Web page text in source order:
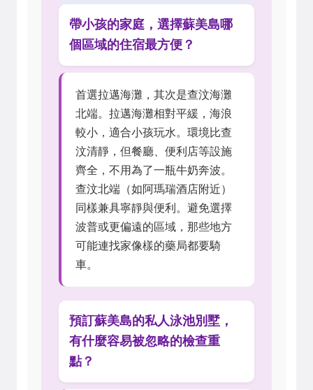
帶小孩的家庭，選擇蘇美島哪
個區域的住宿最方便？
首選拉邁海灘，其次是查汶海灘
北端。拉邁海灘相對平緩，海浪
較小，適合小孩玩水。環境比查
汶清靜，但餐廳、便利店等設施
齊全，不用為了一瓶牛奶奔波。
查汶北端（如阿瑪瑞酒店附近）
同樣兼具寧靜與便利。避免選擇
波普或更偏遠的區域，那些地方
可能連找家像樣的藥局都要騎
車。
預訂蘇美島的私人泳池別墅，
有什麼容易被忽略的檢查重
點？